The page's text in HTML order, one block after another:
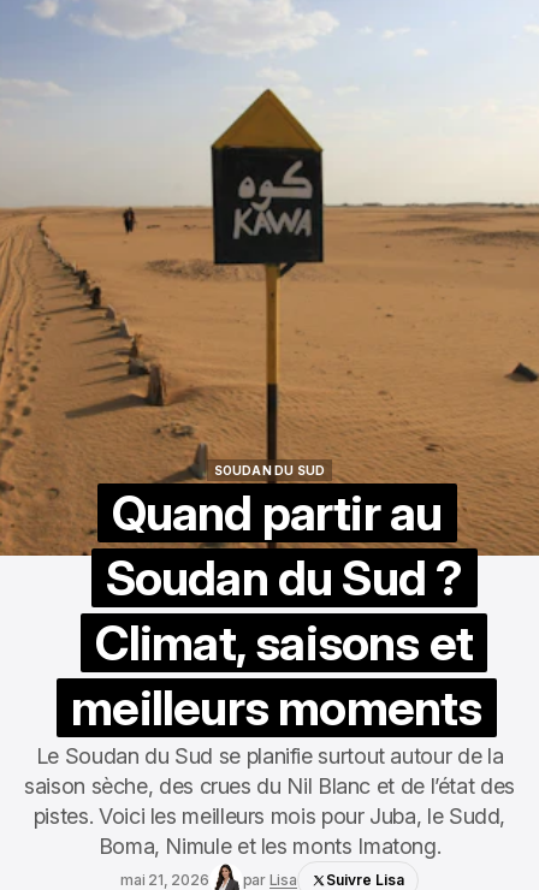
SOUDAN DU SUD
Quand partir au
Soudan du Sud ?
Climat, saisons et
meilleurs moments
Le Soudan du Sud se planifie surtout autour de la
saison sèche, des crues du Nil Blanc et de l’état des
pistes. Voici les meilleurs mois pour Juba, le Sudd,
Boma, Nimule et les monts Imatong.
mai 21, 2026 par Lisa Suivre Lisa